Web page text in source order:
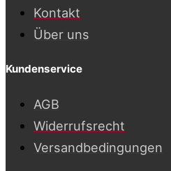
Kontakt
Über uns
Kundenservice
AGB
Widerrufsrecht
Versandbedingungen